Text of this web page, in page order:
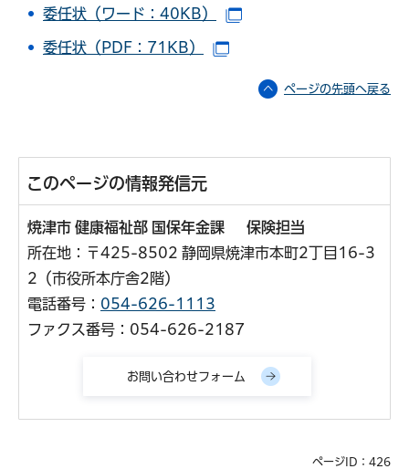
委任状（ワード：40KB）
委任状（PDF：71KB）
ページの先頭へ戻る
このページの情報発信元
焼津市 健康福祉部 国保年金課 保険担当
所在地：〒425-8502 静岡県焼津市本町2丁目16-3
2（市役所本庁舎2階）
電話番号： 054-626-1113
ファクス番号：054-626-2187
ページID：426